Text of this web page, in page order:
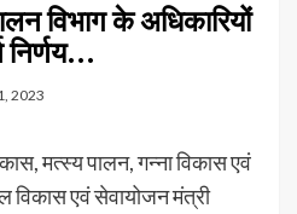
विभाग के अधिकारियों
निर्णय…
2023
मत्स्य पालन, गन्ना विकास एवं
विकास एवं सेवायोजन मंत्री